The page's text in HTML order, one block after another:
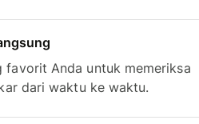
favorit Anda untuk memeriksa
dari waktu ke waktu.